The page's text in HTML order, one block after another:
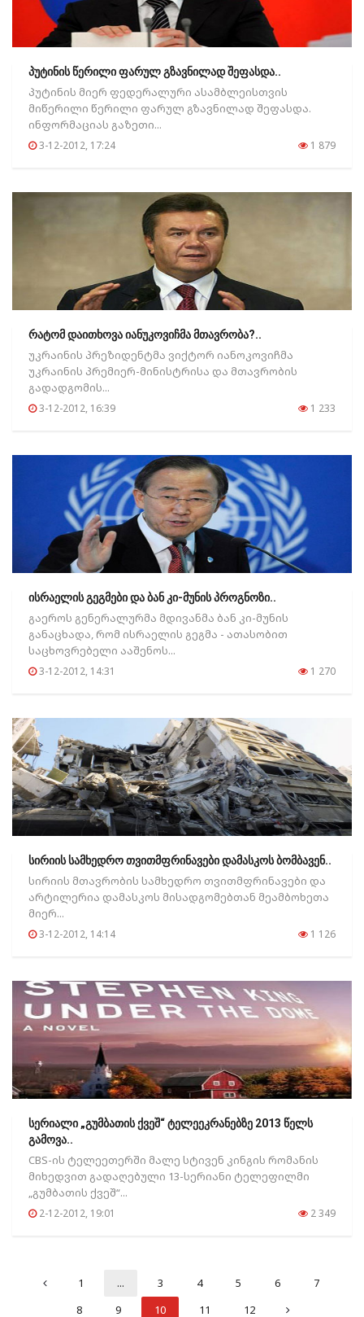
პუტინის წერილი ფარულ გზავნილად შეფასდა..
პუტინის მიერ ფედერალური ასამბლეისთვის
მიწერილი წერილი ფარულ გზავნილად შეფასდა.
ინფორმაციას გაზეთი...
3-12-2012, 17:24 1 879
რატომ დაითხოვა იანუკოვიჩმა მთავრობა?..
უკრაინის პრეზიდენტმა ვიქტორ იანოკოვიჩმა
უკრაინის პრემიერ-მინისტრისა და მთავრობის
გადადგომის...
3-12-2012, 16:39 1 233
ისრაელის გეგმები და ბან კი-მუნის პროგნოზი..
გაეროს გენერალურმა მდივანმა ბან კი-მუნის
განაცხადა, რომ ისრაელის გეგმა - ათასობით
საცხოვრებელი ააშენოს...
3-12-2012, 14:31 1 270
სირიის სამხედრო თვითმფრინავები დამასკოს ბომბავენ..
სირიის მთავრობის სამხედრო თვითმფრინავები და
არტილერია დამასკოს მისადგომებთან მეამბოხეთა
მიერ...
3-12-2012, 14:14 1 126
სერიალი „გუმბათის ქვეშ“ ტელეეკრანებზე 2013 წელს
გამოვა..
CBS-ის ტელეეთერში მალე სტივენ კინგის რომანის
მიხედვით გადაღებული 13-სერიანი ტელეფილმი
„გუმბათის ქვეშ“...
2-12-2012, 19:01 2 349
1 ... 3 4 5 6
7
8
9 10 11 12